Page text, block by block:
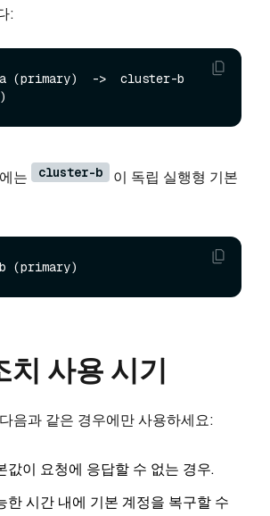
:
(primary)  ->  cluster-b
는 cluster-b
이 독립 실행형 기본
치 사용 시기
음과 같은 경우에만 사용하세요:
값이 요청에 응답할 수 없는 경우.
한 시간 내에 기본 계정을 복구할 수